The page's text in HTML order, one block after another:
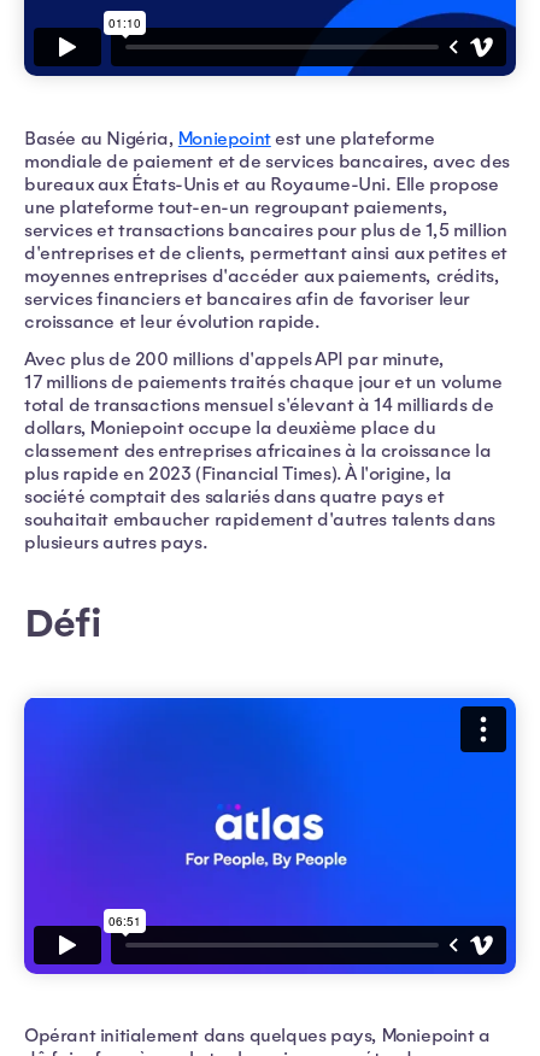
Basée au Nigéria, Moniepointest une plateforme
mondiale de paiement et de services bancaires, avec des
bureaux aux États-Unis et au Royaume-Uni. Elle propose
une plateforme tout-en-un regroupant paiements,
services et transactions bancaires pour plus de 1,5 million
d'entreprises et de clients, permettant ainsi aux petites et
moyennes entreprises d'accéder aux paiements, crédits,
services financiers et bancaires afin de favoriser leur
croissance et leur évolution rapide.
Avec plus de 200 millions d'appels API par minute,
17 millions de paiements traités chaque jour et un volume
total de transactions mensuel s'élevant à 14 milliards de
dollars, Moniepoint occupe la deuxième place du
classement des entreprises africaines à la croissance la
plus rapide en 2023 (Financial Times). À l'origine, la
société comptait des salariés dans quatre pays et
souhaitait embaucher rapidement d'autres talents dans
plusieurs autres pays.
Défi
Opérant initialement dans quelques pays, Moniepoint a